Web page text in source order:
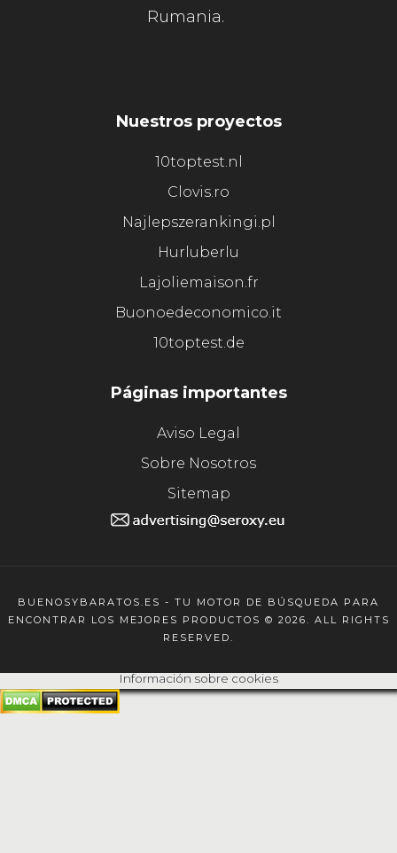
Rumania.
Nuestros proyectos
10toptest.nl
Clovis.ro
Najlepszerankingi.pl
Hurluberlu
Lajoliemaison.fr
Buonoedeconomico.it
10toptest.de
Páginas importantes
Aviso Legal
Sobre Nosotros
Sitemap
BUENOSYBARATOS.ES - TU MOTOR DE BÚSQUEDA PARA
ENCONTRAR LOS MEJORES PRODUCTOS © 2026. ALL RIGHTS
RESERVED.
Información sobre cookies